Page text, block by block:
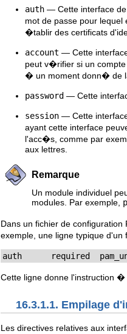
auth — Cette interface
mot de passe pour
�tablir des certificats
account — Cette
peut v�rifier si un
� un moment donn� de
password — Cette
session — Cette
ayant cette interface
l'acc�s, comme par
aux lettres.
Remarque
Un module individuel
modules. Par exemple,
Dans un fichier de
exemple, une ligne typique
auth      required
Cette ligne donne l'instruction
16.3.1.1. Empilage
Les directives relatives aux